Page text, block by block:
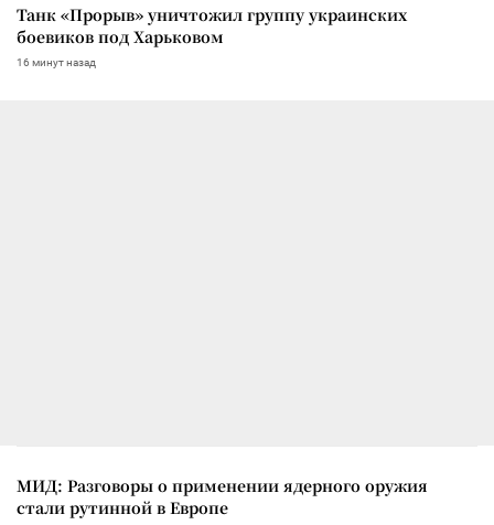
Танк «Прорыв» уничтожил группу украинских
боевиков под Харьковом
16 минут назад
МИД: Разговоры о применении ядерного оружия
стали рутинной в Европе